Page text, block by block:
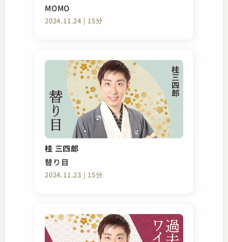
MOMO
2024.11.24 | 15分
桂 三四郎
替り目
2024.11.23 | 15分